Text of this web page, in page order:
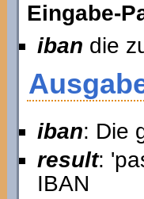
Eingabe-
iban die
iban: Die
result:
IBAN